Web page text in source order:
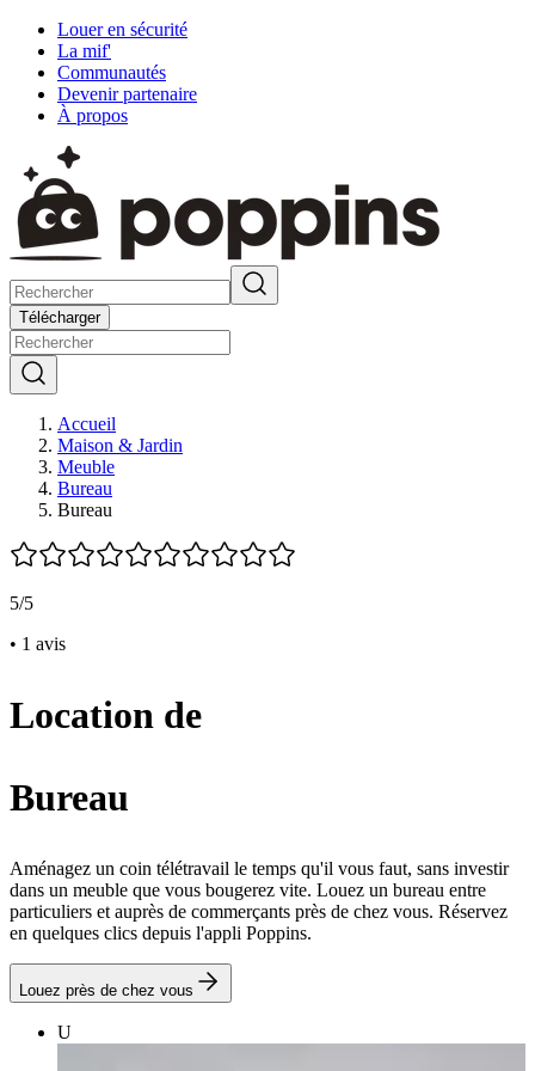
Louer en sécurité
La mif'
Communautés
Devenir partenaire
À propos
Télécharger
Accueil
Maison & Jardin
Meuble
Bureau
Bureau
5/5
• 1 avis
Location de
Bureau
Aménagez un coin télétravail le temps qu'il vous faut, sans investir
dans un meuble que vous bougerez vite. Louez un bureau entre
particuliers et auprès de commerçants près de chez vous. Réservez
en quelques clics depuis l'appli Poppins.
Louez près de chez vous
U